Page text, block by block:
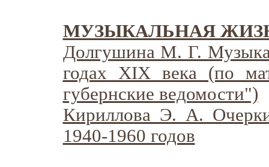
МУЗЫКАЛЬНАЯ
Долгушина М. Г.
годах XIX века (по
губернские ведомости")
Кириллова Э. А.
1940-1960 годов